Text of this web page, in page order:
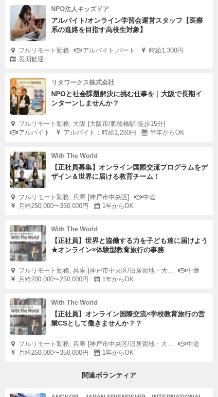
NPO法人キッズドア
アルバイト/オンライン学習会運営スタッフ【医療
系の進路を目指す高校生対象】
フルリモート勤務 アルバイト,パート
時給1,300円
長期歓迎
リタワークス株式会社
NPOと社会課題解決に挑む仕事を｜大阪で長期イ
ンターンしませんか？
フルリモート勤務, 大阪 [大阪市/肥後橋駅 徒歩15分]
アルバイト
アルバイト：時給1,280円 半年からOK
With The World
【正社員募集】オンライン国際交流プログラムをデ
ザイン＆世界に届ける教育チーム！
フルリモート勤務, 兵庫 [神戸市中央区]
中途
月給250,000〜350,000円
1年からOK
With The World
【正社員】世界と協働する力を子ども達に届けよう
★オンライン×体験型教育旅行の事務
フルリモート勤務, 兵庫 [神戸市中央区/旧居留地・大...
中途
月給200,000〜250,000円
1年からOK
With The World
【正社員】オンライン国際交流×学校教育旅行の営
業CSとして働きませんか？？
フルリモート勤務, 兵庫 [神戸市中央区/旧居留地・大...
中途
月給250,000〜350,000円
1年からOK
関連ボランティア